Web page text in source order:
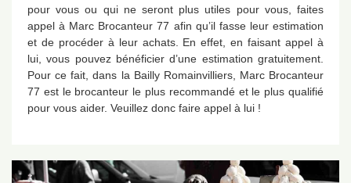
pour vous ou qui ne seront plus utiles pour vous, faites
appel à Marc Brocanteur 77 afin qu’il fasse leur estimation
et de procéder à leur achats. En effet, en faisant appel à
lui, vous pouvez bénéficier d’une estimation gratuitement.
Pour ce fait, dans la Bailly Romainvilliers, Marc Brocanteur
77 est le brocanteur le plus recommandé et le plus qualifié
pour vous aider. Veuillez donc faire appel à lui !